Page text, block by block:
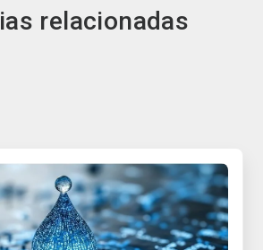
relacionadas